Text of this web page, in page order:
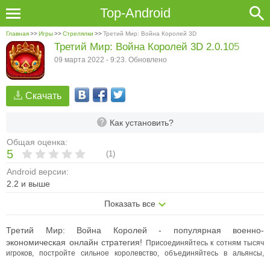
Top-Android
Главная>>Игры>>Стрелялки >>Третий Мир: Война Королей 3D
Скачать
Как установить?
Общая оценка:
5 (1)
Android версии:
2.2 и выше
Показать все
Третий Мир: Война Королей 3D 2.0.105
09 марта 2022 - 9:23. Обновлено
Третий Мир: Война Королей - популярная военно-
экономическая онлайн стратегия!
Присоединяйтесь к сотням тысяч
игроков, постройте сильное королевство, объединяйтесь в альянсы,